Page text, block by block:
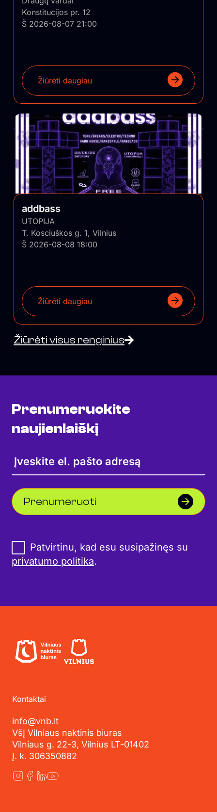
Konstitucijos pr. 12
Š 2026-08-07 21:00
Žiūrėti daugiau
addbass
UTOPIJA
T. Kosciuškos g. 1, Vilnius
Š 2026-08-08 18:00
Žiūrėti daugiau
Žiūrėti visus renginius
Prenumeruokite
naujienlaiškį
Prenumeruoti
Patvirtinu, kad esu susipažinęs su
privatumo politika.
Kontaktai
info@vnb.lt
VšĮ Vilniaus naktinis biuras
Vilniaus g. 22-3, Vilnius LT-01402
Į. k. 306350882